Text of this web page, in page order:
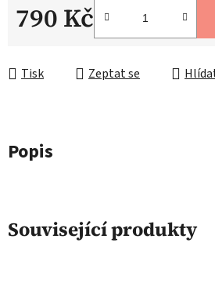
790 Kč
Tisk Zeptat se
Popis
Související produkty